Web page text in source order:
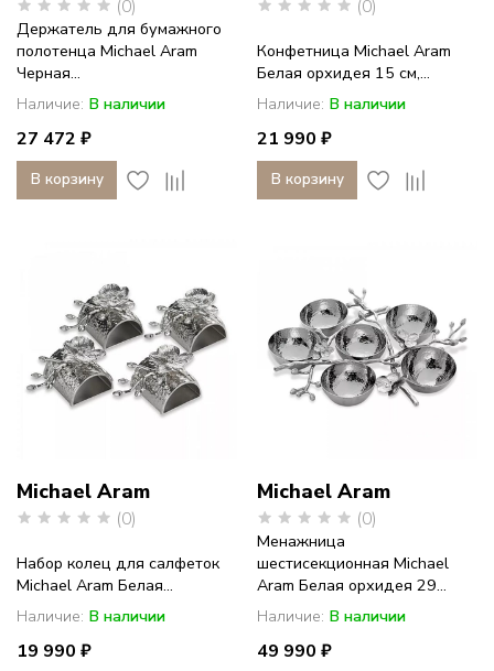
(0)
Держатель для бумажного
полотенца Michael Aram
Черная...
Наличие: В наличии
27 472 ₽
В корзину
(0)
Конфетница Michael Aram
Белая орхидея 15 см,...
Наличие: В наличии
21 990 ₽
В корзину
Michael Aram
(0)
Набор колец для салфеток
Michael Aram Белая...
Наличие: В наличии
19 990 ₽
Michael Aram
(0)
Менажница
шестисекционная Michael
Aram Белая орхидея 29...
Наличие: В наличии
49 990 ₽